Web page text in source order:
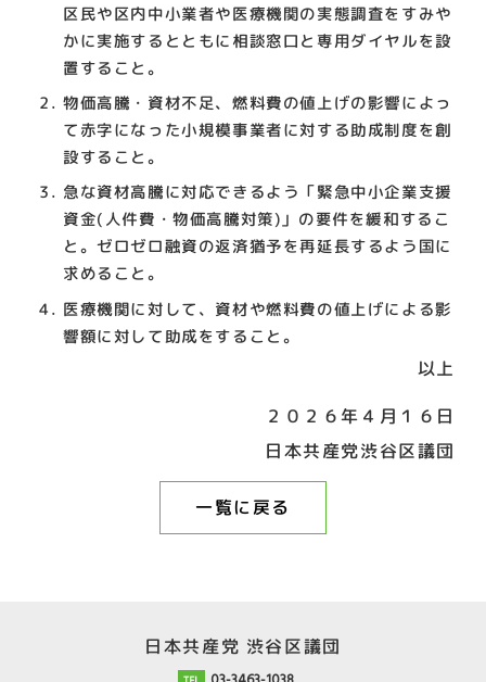
区民や区内中小業者や医療機関の実態調査をすみや
かに実施するとともに相談窓口と専用ダイヤルを設
置すること。
物価高騰・資材不足、燃料費の値上げの影響によっ
て赤字になった小規模事業者に対する助成制度を創
設すること。
急な資材高騰に対応できるよう「緊急中小企業支援
資金(人件費・物価高騰対策)」の要件を緩和するこ
と。ゼロゼロ融資の返済猶予を再延長するよう国に
求めること。
医療機関に対して、資材や燃料費の値上げによる影
響額に対して助成をすること。
以上
２０２６年４月１６日
日本共産党渋谷区議団
一覧に戻る
日本共産党 渋谷区議団